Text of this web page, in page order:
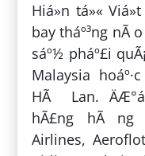
Hiá»n tá»«
bay tháº³ng nÃ
sáº½ pháº£i
Malaysia
HÃ Lan.
hÃ£ng hÃ ng
Airlines,